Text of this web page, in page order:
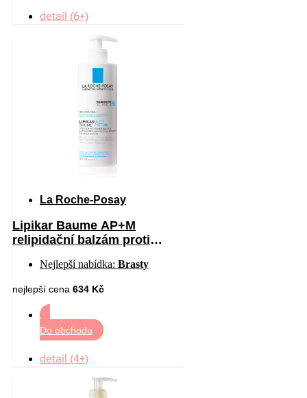
detail (6+)
La Roche-Posay
Lipikar Baume AP+M
relipidační balzám proti
pokožky 400 ml
Nejlepší nabídka: Brasty
nejlepší cena 634 Kč
Do obchodu
detail (4+)